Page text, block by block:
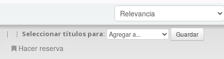
| | Seleccionar títulos para:
Hacer reserva